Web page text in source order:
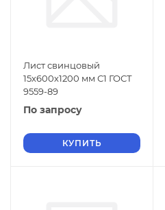
Лист свинцовый
15х600х1200 мм С1 ГОСТ
9559-89
По запросу
КУПИТЬ